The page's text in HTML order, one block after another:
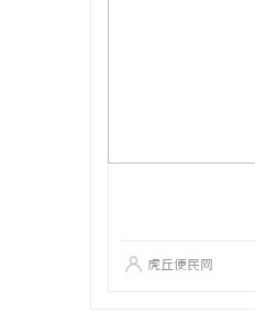
虎丘便民网